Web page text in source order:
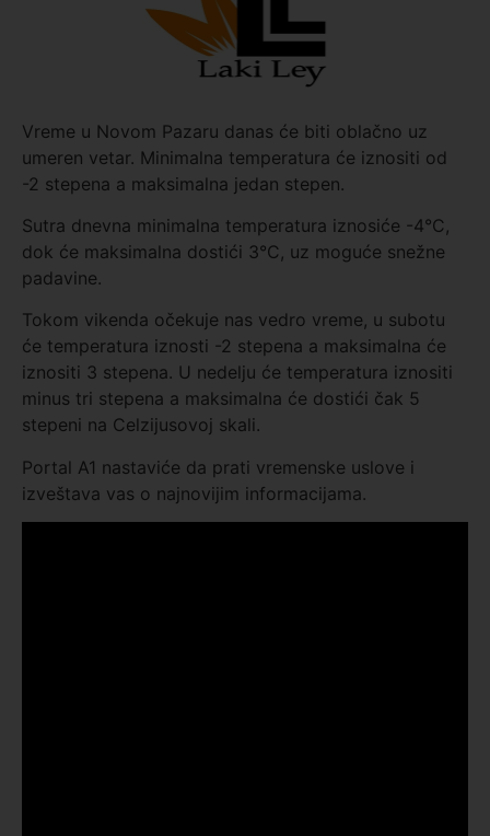
Vreme u Novom Pazaru danas će biti oblačno uz
umeren vetar. Minimalna temperatura će iznositi od
-2 stepena a maksimalna jedan stepen.
Sutra dnevna minimalna temperatura iznosiće -4°C,
dok će maksimalna dostići 3°C, uz moguće snežne
padavine.
Tokom vikenda očekuje nas vedro vreme, u subotu
će temperatura iznosti -2 stepena a maksimalna će
iznositi 3 stepena. U nedelju će temperatura iznositi
minus tri stepena a maksimalna će dostići čak 5
stepeni na Celzijusovoj skali.
Portal A1 nastaviće da prati vremenske uslove i
izveštava vas o najnovijim informacijama.